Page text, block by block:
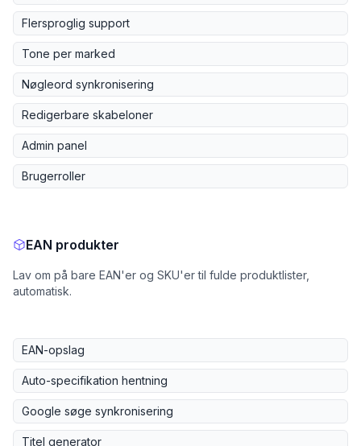
Flersproglig support
Tone per marked
Nøgleord synkronisering
Redigerbare skabeloner
Admin panel
Brugerroller
EAN produkter
Lav om på bare EAN'er og SKU'er til fulde produktlister,
automatisk.
EAN-opslag
Auto-specifikation hentning
Google søge synkronisering
Titel generator